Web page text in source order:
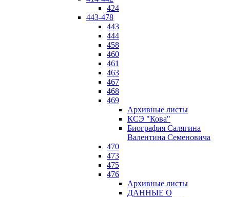
424
443-478
443
444
458
460
461
463
467
468
469
Архивные листы
КСЭ "Кова"
Биография Салягина
Валентина Семеновича
470
473
475
476
Архивные листы
ДАННЫЕ О